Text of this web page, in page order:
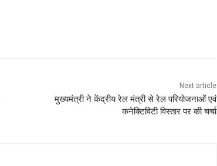
Next article
मुख्यमंत्री ने केंद्रीय रेल मंत्री से रेल परियोजनाओं एवं
कनेक्टिविटी विस्तार पर की चर्चा